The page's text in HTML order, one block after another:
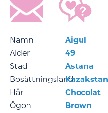
Namn
Aigul
Ålder
49
Stad
Astana
BosättningslandKazakstan
Hår
Chocolat
Ögon
Brown